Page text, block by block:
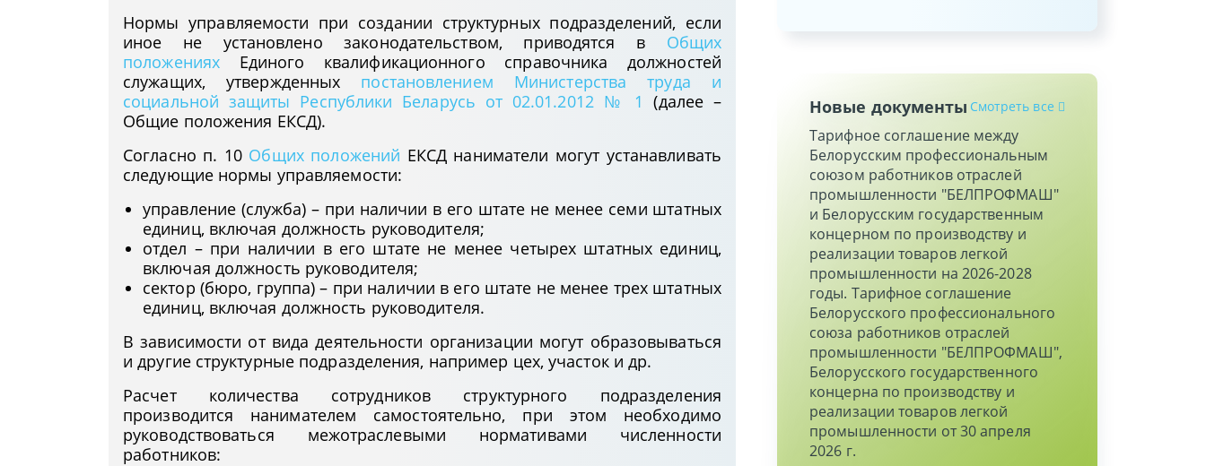
Нормы управляемости при создании структурных подразделений, если
иное не установлено законодательством, приводятся в Общих
положениях Единого квалификационного справочника должностей
служащих, утвержденных постановлением Министерства труда и
социальной защиты Республики Беларусь от 02.01.2012 № 1 (далее –
Общие положения ЕКСД).
Согласно п. 10 Общих положений ЕКСД наниматели могут устанавливать
следующие нормы управляемости:
управление (служба) – при наличии в его штате не менее семи штатных
единиц, включая должность руководителя;
отдел – при наличии в его штате не менее четырех штатных единиц,
включая должность руководителя;
сектор (бюро, группа) – при наличии в его штате не менее трех штатных
единиц, включая должность руководителя.
В зависимости от вида деятельности организации могут образовываться
и другие структурные подразделения, например цех, участок и др.
Расчет количества сотрудников структурного подразделения
производится нанимателем самостоятельно, при этом необходимо
руководствоваться межотраслевыми нормативами численности
работников:
Новые документы Смотреть все
Тарифное соглашение между
Белорусским профессиональным
союзом работников отраслей
промышленности "БЕЛПРОФМАШ"
и Белорусским государственным
концерном по производству и
реализации товаров легкой
промышленности на 2026-2028
годы. Тарифное соглашение
Белорусского профессионального
союза работников отраслей
промышленности "БЕЛПРОФМАШ",
Белорусского государственного
концерна по производству и
реализации товаров легкой
промышленности от 30 апреля
2026 г.